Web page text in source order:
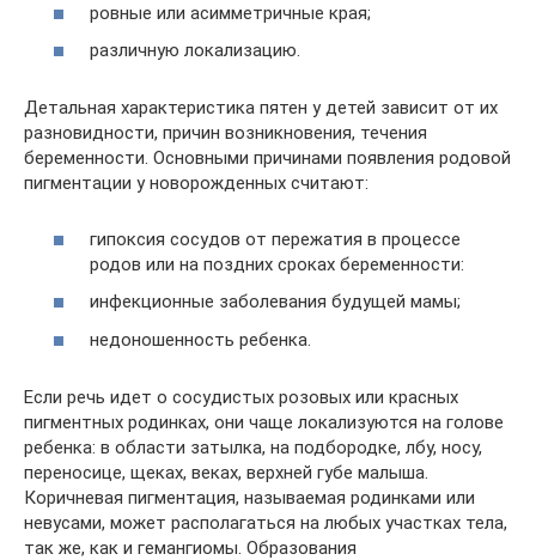
ровные или асимметричные края;
различную локализацию.
Детальная характеристика пятен у детей зависит от их
разновидности, причин возникновения, течения
беременности. Основными причинами появления родовой
пигментации у новорожденных считают:
гипоксия сосудов от пережатия в процессе
родов или на поздних сроках беременности:
инфекционные заболевания будущей мамы;
недоношенность ребенка.
Если речь идет о сосудистых розовых или красных
пигментных родинках, они чаще локализуются на голове
ребенка: в области затылка, на подбородке, лбу, носу,
переносице, щеках, веках, верхней губе малыша.
Коричневая пигментация, называемая родинками или
невусами, может располагаться на любых участках тела,
так же, как и гемангиомы. Образования